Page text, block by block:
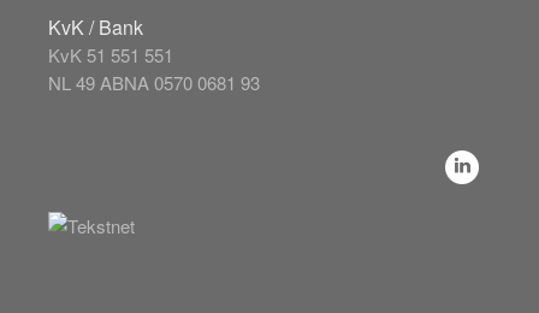
KvK / Bank
KvK 51 551 551
NL 49 ABNA 0570 0681 93